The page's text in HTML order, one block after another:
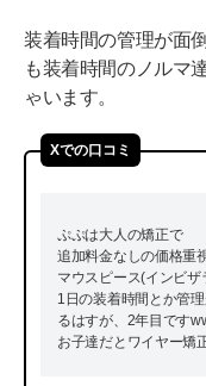
装着時間の管理が面
も装着時間のノルマ
ゃいます。
Xでの口コミ
ぷぷは大人の矯正で
追加料金なしの価格重
マウスピース(インビ
1日の装着時間とか管
るはすが、2年目です
お子達だとワイヤー矯